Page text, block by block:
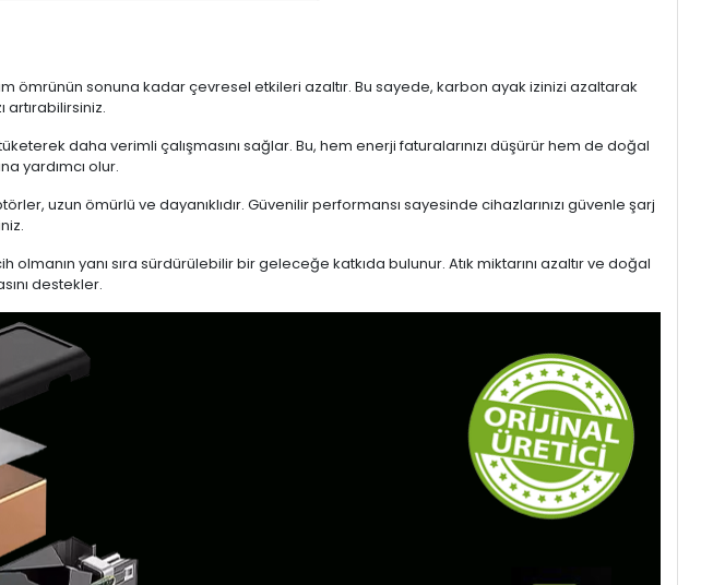
ömrünün sonuna kadar çevresel etkileri azaltır. Bu sayede, karbon ayak izinizi azaltarak
artırabilirsiniz.
daha verimli çalışmasını sağlar. Bu, hem enerji faturalarınızı düşürür hem de doğal
yardımcı olur.
uzun ömürlü ve dayanıklıdır. Güvenilir performansı sayesinde cihazlarınızı güvenle şarj
yanı sıra sürdürülebilir bir geleceğe katkıda bulunur. Atık miktarını azaltır ve doğal
destekler.